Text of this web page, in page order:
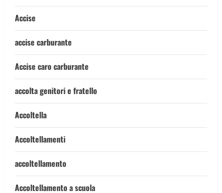
Accise
accise carburante
Accise caro carburante
accolta genitori e fratello
Accoltella
Accoltellamenti
accoltellamento
Accoltellamento a scuola